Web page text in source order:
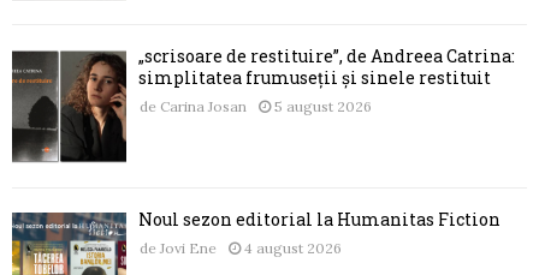
„scrisoare de restituire”, de Andreea Catrina:
simplitatea frumuseții și sinele restituit
de Carina Josan 5 august 2026
Noul sezon editorial la Humanitas Fiction
de Jovi Ene 4 august 2026